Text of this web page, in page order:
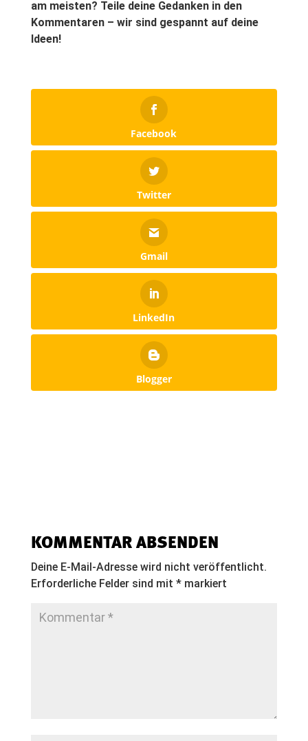
am meisten? Teile deine Gedanken in den
Kommentaren – wir sind gespannt auf deine
Ideen!
Facebook
Twitter
Gmail
LinkedIn
Blogger
KOMMENTAR ABSENDEN
Deine E-Mail-Adresse wird nicht veröffentlicht.
Erforderliche Felder sind mit *markiert